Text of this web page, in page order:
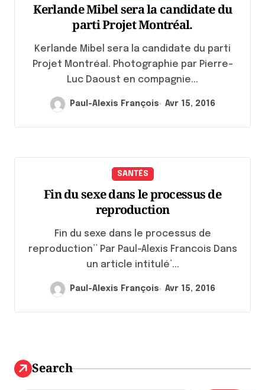
Kerlande Mibel sera la candidate du
parti Projet Montréal.
Kerlande Mibel sera la candidate du parti
Projet Montréal. Photographie par Pierre-
Luc Daoust en compagnie...
Paul-Alexis François Avr 15, 2016
SANTÉS
Fin du sexe dans le processus de
reproduction
Fin du sexe dans le processus de
reproduction’’ Par Paul-Alexis Francois Dans
un article intitulé’...
Paul-Alexis François Avr 15, 2016
Search